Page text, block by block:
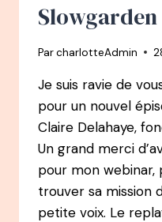
Slowgarden
ParcharlotteAdmin
Je suis ravie de
pour un nouvel
Claire Delahaye,
Un grand merci
pour mon
trouver sa mission
petite voix. Le